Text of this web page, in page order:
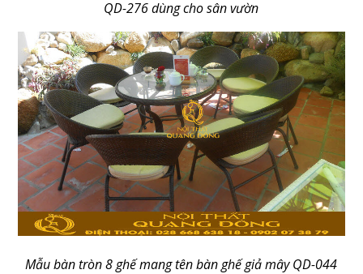
QD-276 dùng cho sân vườn
Mẫu bàn tròn 8 ghế mang tên bàn ghế giả mây QD-044